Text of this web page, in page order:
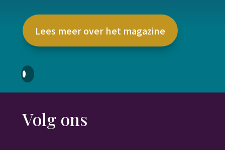
Lees meer over het magazine
Volg ons